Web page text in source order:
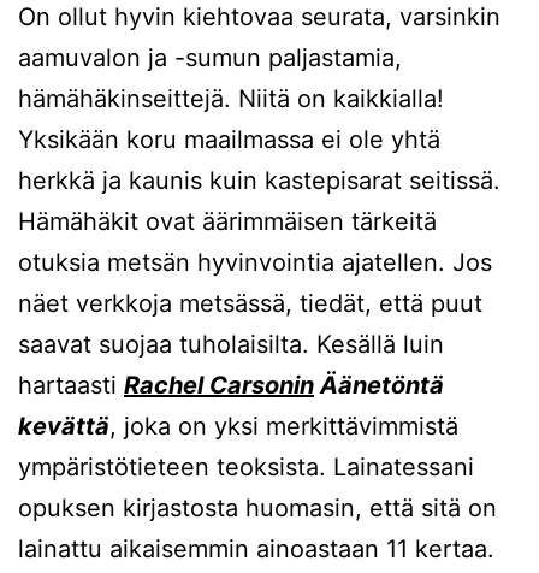
On ollut hyvin kiehtovaa seurata, varsinkin
aamuvalon ja -sumun paljastamia,
hämähäkinseittejä. Niitä on kaikkialla!
Yksikään koru maailmassa ei ole yhtä
herkkä ja kaunis kuin kastepisarat seitissä.
Hämähäkit ovat äärimmäisen tärkeitä
otuksia metsän hyvinvointia ajatellen. Jos
näet verkkoja metsässä, tiedät, että puut
saavat suojaa tuholaisilta. Kesällä luin
hartaasti Rachel CarsoninÄänetöntä
kevättä, joka on yksi merkittävimmistä
ympäristötieteen teoksista. Lainatessani
opuksen kirjastosta huomasin, että sitä on
lainattu aikaisemmin ainoastaan 11 kertaa.